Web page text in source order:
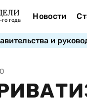
года Новости
и